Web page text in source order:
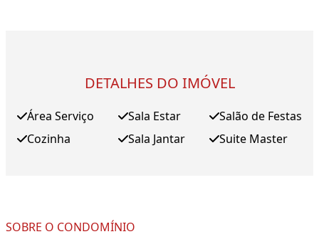
DETALHES DO IMÓVEL
Área Serviço
Cozinha
Sala Estar
Sala Jantar
Salão de Festas
Suite Master
SOBRE O CONDOMÍNIO